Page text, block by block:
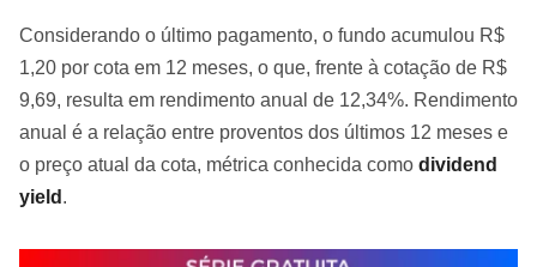
Considerando o último pagamento, o fundo acumulou R$
1,20 por cota em 12 meses, o que, frente à cotação de R$
9,69, resulta em rendimento anual de 12,34%. Rendimento
anual é a relação entre proventos dos últimos 12 meses e
o preço atual da cota, métrica conhecida como dividend
yield .